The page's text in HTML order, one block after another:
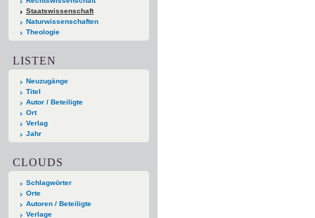
Staatswissenschaft
Naturwissenschaften
Theologie
LISTEN
Neuzugänge
Titel
Autor / Beteiligte
Ort
Verlag
Jahr
CLOUDS
Schlagwörter
Orte
Autoren / Beteiligte
Verlage